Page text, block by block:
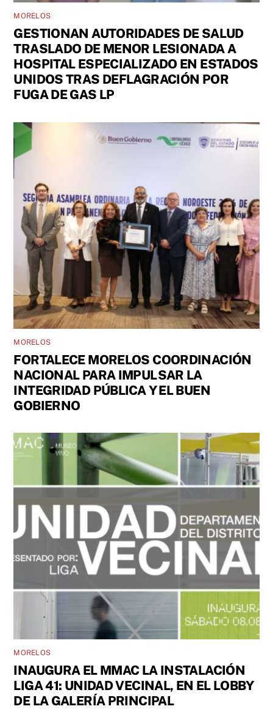
MORELOS
GESTIONAN AUTORIDADES DE SALUD
TRASLADO DE MENOR LESIONADA A
HOSPITAL ESPECIALIZADO EN ESTADOS
UNIDOS TRAS DEFLAGRACIÓN POR
FUGA DE GAS LP
MORELOS
FORTALECE MORELOS COORDINACIÓN
NACIONAL PARA IMPULSAR LA
INTEGRIDAD PÚBLICA Y EL BUEN
GOBIERNO
MORELOS
INAUGURA EL MMAC LA INSTALACIÓN
LIGA 41: UNIDAD VECINAL, EN EL LOBBY
DE LA GALERÍA PRINCIPAL